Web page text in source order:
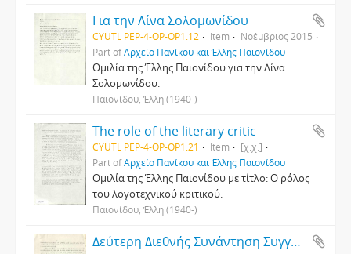
Για την Λίνα Σολομωνίδου
CYUTL PEP-4-OP-OP1.12 Item
Νοέμβριος 2015
Part ofΑρχείο Πανίκου και Έλλης Παιονίδου
Ομιλία της Έλλης Παιονίδου για την Λίνα
Σολομωνίδου.
Παιονίδου, Έλλη (1940-)
The role of the literary critic
CYUTL PEP-4-OP-OP1.21 Item
[χ.χ.]
Part ofΑρχείο Πανίκου και Έλλης Παιονίδου
Ομιλία της Έλλης Παιονίδου με τίτλο: Ο ρόλος
του λογοτεχνικού κριτικού.
Παιονίδου, Έλλη (1940-)
Δεύτερη Διεθνής Συνάντηση Συγγραφέων για την Ειρήνη